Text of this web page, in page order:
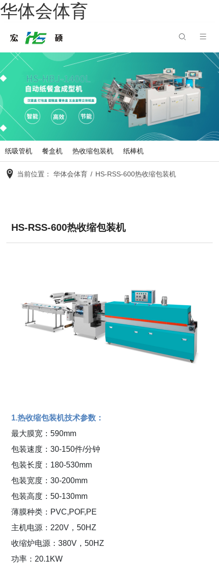
华体会体育
纸吸管机 餐盒机 热收缩包装机 纸棒机
当前位置： 华体会体育 / HS-RSS-600热收缩包装机
HS-RSS-600热收缩包装机
1.热收缩包装机技术参数：
最大膜宽：590mm
包装速度：30-150件/分钟
包装长度：180-530mm
包装宽度：30-200mm
包装高度：50-130mm
薄膜种类：PVC,POF,PE
主机电源：220V，50HZ
收缩炉电源：380V，50HZ
功率：20.1KW